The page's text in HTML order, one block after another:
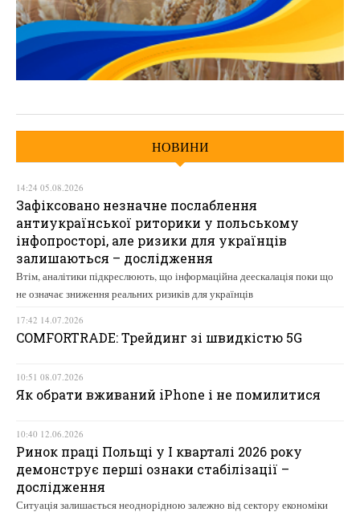
НОВИНИ
14:24 05.08.2026
Зафіксовано незначне послаблення
антиукраїнської риторики у польському
інфопросторі, але ризики для українців
залишаються – дослідження
Втім, аналітики підкреслюють, що інформаційна деескалація поки що
не означає зниження реальних ризиків для українців
17:42 14.07.2026
COMFORTRADE: Трейдинг зі швидкістю 5G
10:51 08.07.2026
Як обрати вживаний iPhone і не помилитися
10:40 12.06.2026
Ринок праці Польщі у І кварталі 2026 року
демонструє перші ознаки стабілізації –
дослідження
Ситуація залишається неоднорідною залежно від сектору економіки